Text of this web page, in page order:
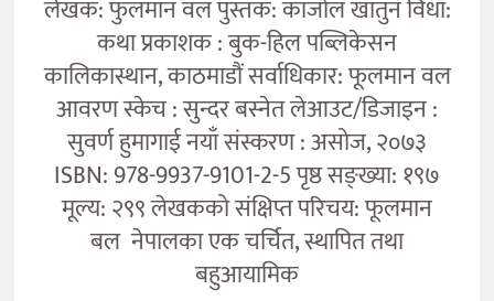
लेखक: फुलमान वल पुस्तक: काजोल खातुन विधा:
कथा प्रकाशक : बुक-हिल पब्लिकेसन
कालिकास्थान, काठमाडौं सर्वाधिकार: फूलमान वल
आवरण स्केच : सुन्दर बस्नेत लेआउट/डिजाइन :
सुवर्ण हुमागाई नयाँ संस्करण : असोज, २०७३
ISBN: 978-9937-9101-2-5 पृष्ठ सङ्ख्या: १९७
मूल्य: २९९ लेखकको संक्षिप्त परिचय: फूलमान
बल नेपालका एक चर्चित, स्थापित तथा
बहुआयामिक